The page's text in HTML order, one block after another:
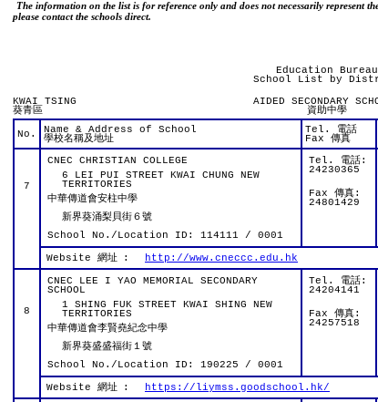
The information on the list is for reference only and does not necessarily represent
please contact the schools direct.
Education Bureau
School List by
KWAI TSING
葵青區
AIDED SECONDARY
資助中學
No.
Name & Address of School
學校名稱及地址
Tel. 電話
Fax 傳真
7
CNEC CHRISTIAN COLLEGE
6 LEI PUI STREET KWAI CHUNG NEW
TERRITORIES
中華傳道會安柱中學
新界葵涌梨貝街６號
School No./Location ID: 114111 / 0001
Tel. 電話:
24230365
Fax 傳真:
24801429
Website 網址 : http://www.cneccc.edu.hk
8
CNEC LEE I YAO MEMORIAL SECONDARY
SCHOOL
1 SHING FUK STREET KWAI SHING NEW
TERRITORIES
中華傳道會李賢堯紀念中學
新界葵盛盛福街１號
School No./Location ID: 190225 / 0001
Tel. 電話:
24204141
Fax 傳真:
24257518
Website 網址 : https://liymss.goodschool.hk/